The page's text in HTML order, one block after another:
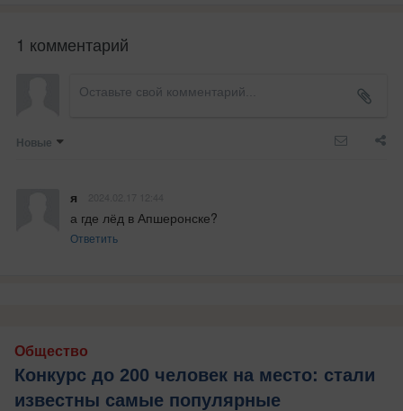
1 комментарий
Новые
я
а где лёд в Апшеронске?
Ответить
Общество
Конкурс до 200 человек на место: стали
известны самые популярные